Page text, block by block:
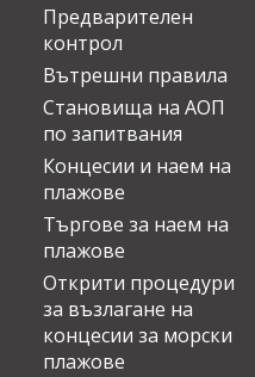
Предварителен
контрол
Вътрешни правила
Становища на АОП
по запитвания
Концесии и наем на
плажове
Търгове за наем на
плажове
Открити процедури
за възлагане на
концесии за морски
плажове